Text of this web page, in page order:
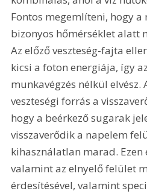
Fontos megemlíteni, hogy a
bizonyos hőmérséklet alatt
Az előző veszteség-fajta
kicsi a foton energiája, így
munkavégzés nélkül
veszteségi forrás a
hogy a beérkező sugarak
visszaverődik a napelem
kihasználatlan marad. Ezen
valamint az elnyelő felület
érdesítésével, valamint